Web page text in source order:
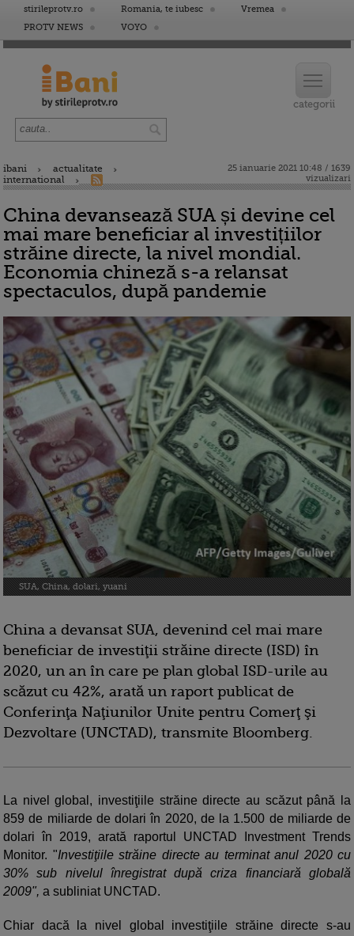
stirileprotv.ro Romania, te iubesc
Vremea
PROTV NEWS
VOYO
ibani
actualitate
international
25 ianuarie 2021 10:48 / 1639
vizualizari
China devansează SUA și devine cel
mai mare beneficiar al investițiilor
străine directe, la nivel mondial.
Economia chineză s-a relansat
spectaculos, după pandemie
SUA, China, dolari, yuani
China a devansat SUA, devenind cel mai mare
beneficiar de investiţii străine directe (ISD) în
2020, un an în care pe plan global ISD-urile au
scăzut cu 42%, arată un raport publicat de
Conferinţa Naţiunilor Unite pentru Comerţ şi
Dezvoltare (UNCTAD), transmite Bloomberg.
La nivel global, investiţiile străine directe au scăzut până la
859 de miliarde de dolari în 2020, de la 1.500 de miliarde de
dolari în 2019, arată raportul UNCTAD Investment Trends
Monitor. "Investiţiile străine directe au terminat anul 2020 cu
30% sub nivelul înregistrat după criza financiară globală
2009", a subliniat UNCTAD.
Chiar dacă la nivel global investiţiile străine directe s-au